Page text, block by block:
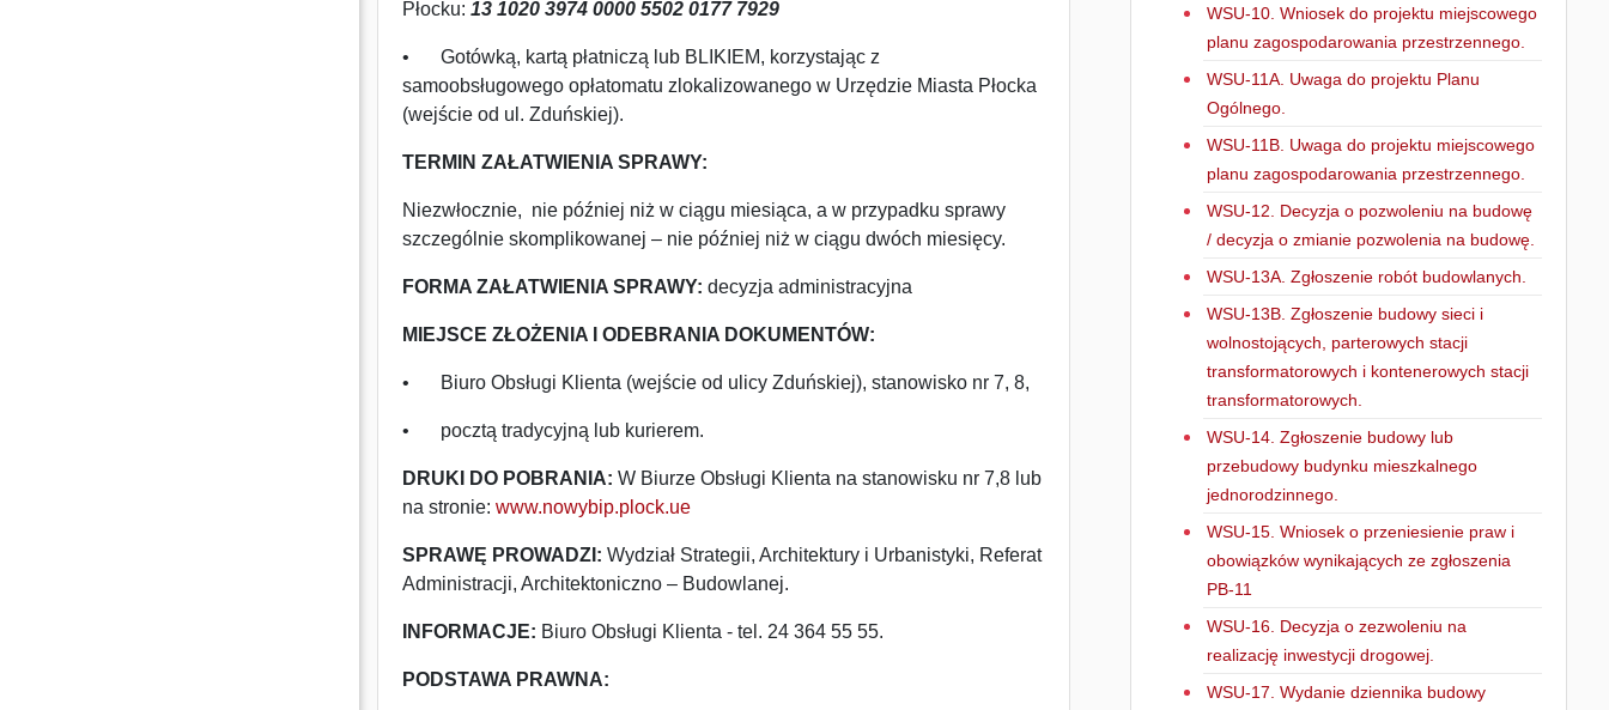
Płocku: 13 1020 3974 0000 5502 0177 7929
•
Gotówką, kartą płatniczą lub BLIKIEM, korzystając z
samoobsługowego opłatomatu zlokalizowanego w Urzędzie Miasta Płocka
(wejście od ul. Zduńskiej).
TERMIN ZAŁATWIENIA SPRAWY:
Niezwłocznie, nie później niż w ciągu miesiąca, a w przypadku sprawy
szczególnie skomplikowanej – nie później niż w ciągu dwóch miesięcy.
FORMA ZAŁATWIENIA SPRAWY: decyzja administracyjna
MIEJSCE ZŁOŻENIA I ODEBRANIA DOKUMENTÓW:
• Biuro Obsługi Klienta (wejście od ulicy Zduńskiej), stanowisko nr 7, 8,
• pocztą tradycyjną lub kurierem.
DRUKI DO POBRANIA: W Biurze Obsługi Klienta na stanowisku nr 7,8 lub
na stronie: www.nowybip.plock.ue
SPRAWĘ PROWADZI: Wydział Strategii, Architektury i Urbanistyki, Referat
Administracji, Architektoniczno – Budowlanej.
INFORMACJE: Biuro Obsługi Klienta - tel. 24 364 55 55.
PODSTAWA PRAWNA:
WSU-10. Wniosek do projektu miejscowego
planu zagospodarowania przestrzennego.
WSU-11A. Uwaga do projektu Planu
Ogólnego.
WSU-11B. Uwaga do projektu miejscowego
planu zagospodarowania przestrzennego.
WSU-12. Decyzja o pozwoleniu na budowę
/ decyzja o zmianie pozwolenia na budowę.
WSU-13A. Zgłoszenie robót budowlanych.
WSU-13B. Zgłoszenie budowy sieci i
wolnostojących, parterowych stacji
transformatorowych i kontenerowych stacji
transformatorowych.
WSU-14. Zgłoszenie budowy lub
przebudowy budynku mieszkalnego
jednorodzinnego.
WSU-15. Wniosek o przeniesienie praw i
obowiązków wynikających ze zgłoszenia
PB-11
WSU-16. Decyzja o zezwoleniu na
realizację inwestycji drogowej.
WSU-17. Wydanie dziennika budowy